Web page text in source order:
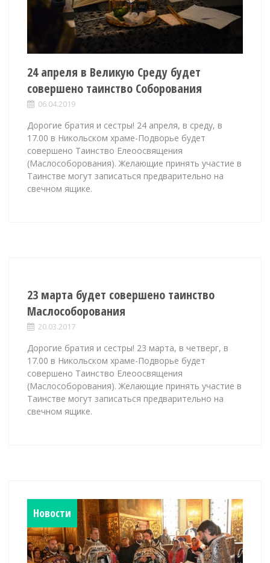
24 апреля в Великую Среду будет
совершено таинство Соборования
06.04.2019
Дорогие братия и сестры! 24 апреля, в среду, в
17.00 в Никольском храме-Подворье будет
совершено Таинство Елеоосвящения
(Маслособорования). Желающие принять участие в
Таинстве могут записаться предварительно на
свечном ящике.
23 марта будет совершено таинство
Маслособорования
20.03.2017
Дорогие братия и сестры! 23 марта, в четверг, в
17.00 в Никольском храме-Подворье будет
совершено Таинство Елеоосвящения
(Маслособорования). Желающие принять участие в
Таинстве могут записаться предварительно на
свечном ящике.
Новости